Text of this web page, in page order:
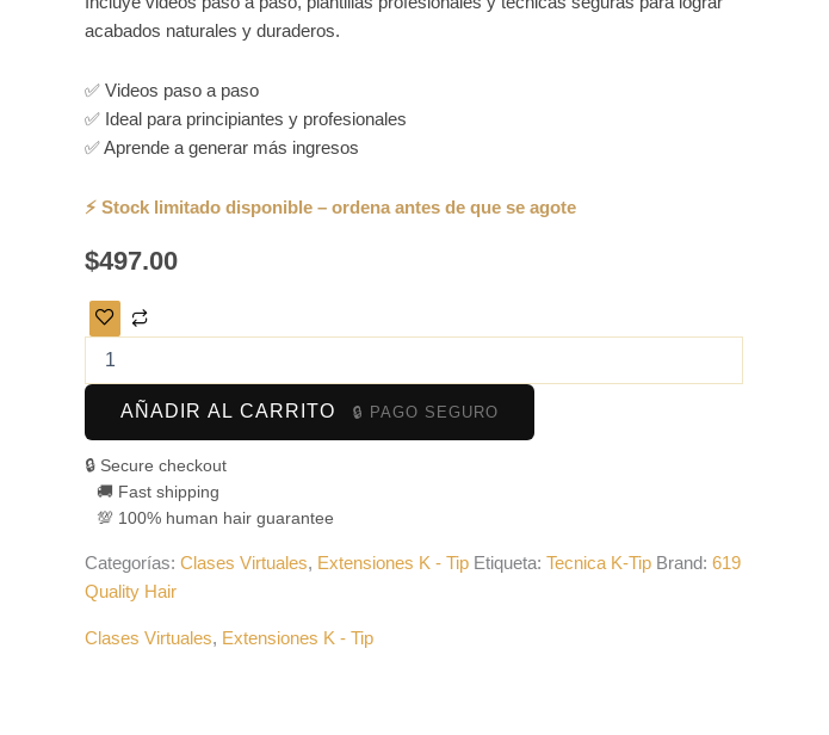
acabados naturales y duraderos.
✅ Videos paso a paso
✅ Ideal para principiantes y profesionales
✅ Aprende a generar más ingresos
$497.00
AÑADIR AL CARRITO
🔒 Secure checkout
🚚 Fast shipping
💯 100% human hair guarantee
Categorías: Clases Virtuales, Extensiones K - Tip Etiqueta: Tecnica K-Tip Brand: 619
Quality Hair
Clases Virtuales, Extensiones K - Tip